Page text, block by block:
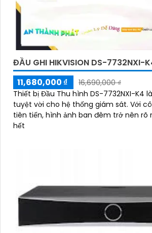
ĐẦU GHI HIKVISION DS-7732NXI-
11,680,000 ₫
16,690,000 ₫
Thiết bị Đầu Thu hình DS-7732NXI-K4
tuyệt vời cho hệ thống giám sát. Với công nghệ CMOS
tiên tiến, hình ảnh ban đêm trở nên rõ
hết